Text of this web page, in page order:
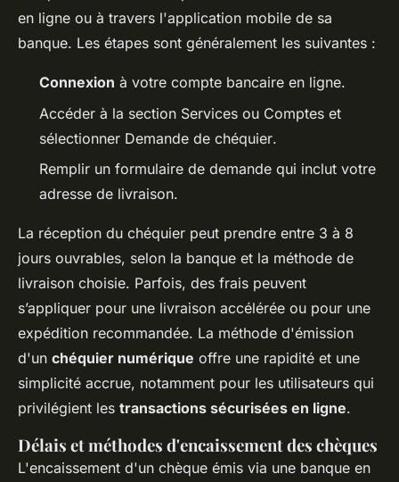
en ligne ou à travers l'application mobile de sa
banque. Les étapes sont généralement les suivantes :
Connexion à votre compte bancaire en ligne.
Accéder à la section Services ou Comptes et
sélectionner Demande de chéquier.
Remplir un formulaire de demande qui inclut votre
adresse de livraison.
La réception du chéquier peut prendre entre 3 à 8
jours ouvrables, selon la banque et la méthode de
livraison choisie. Parfois, des frais peuvent
s’appliquer pour une livraison accélérée ou pour une
expédition recommandée. La méthode d'émission
d'un chéquier numérique offre une rapidité et une
simplicité accrue, notamment pour les utilisateurs qui
privilégient les transactions sécurisées en ligne.
Délais et méthodes d'encaissement des chèques
L'encaissement d'un chèque émis via une banque en